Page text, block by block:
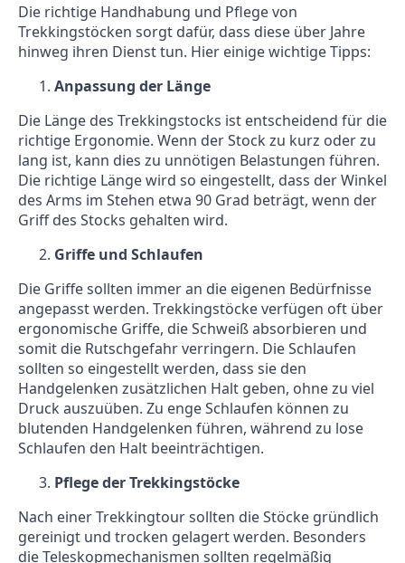
Die richtige Handhabung und Pflege von
Trekkingstöcken sorgt dafür, dass diese über Jahre
hinweg ihren Dienst tun. Hier einige wichtige Tipps:
Anpassung der Länge
Die Länge des Trekkingstocks ist entscheidend für die
richtige Ergonomie. Wenn der Stock zu kurz oder zu
lang ist, kann dies zu unnötigen Belastungen führen.
Die richtige Länge wird so eingestellt, dass der Winkel
des Arms im Stehen etwa 90 Grad beträgt, wenn der
Griff des Stocks gehalten wird.
Griffe und Schlaufen
Die Griffe sollten immer an die eigenen Bedürfnisse
angepasst werden. Trekkingstöcke verfügen oft über
ergonomische Griffe, die Schweiß absorbieren und
somit die Rutschgefahr verringern. Die Schlaufen
sollten so eingestellt werden, dass sie den
Handgelenken zusätzlichen Halt geben, ohne zu viel
Druck auszuüben. Zu enge Schlaufen können zu
blutenden Handgelenken führen, während zu lose
Schlaufen den Halt beeinträchtigen.
Pflege der Trekkingstöcke
Nach einer Trekkingtour sollten die Stöcke gründlich
gereinigt und trocken gelagert werden. Besonders
die Teleskopmechanismen sollten regelmäßig